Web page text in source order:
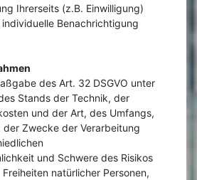
Ihrerseits (z.B. Einwilligung)
Benachrichtigung
des Art. 32 DSGVO unter
Stands der Technik, der
und der Art, des Umfangs,
Zwecke der Verarbeitung
und Schwere des Risikos
natürlicher Personen,